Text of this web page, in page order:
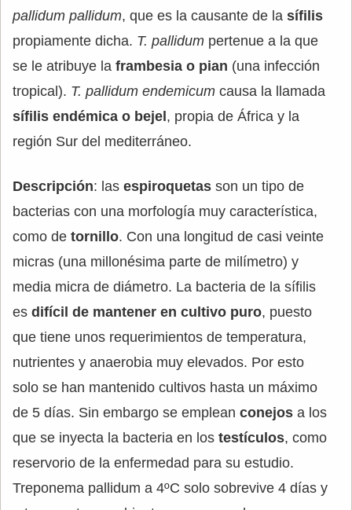
pallidum pallidum, que es la causante de la sífilis
propiamente dicha. T. pallidum pertenue a la que
se le atribuye la frambesia o pian (una infección
tropical). T. pallidum endemicum causa la llamada
sífilis endémica o bejel, propia de África y la
región Sur del mediterráneo.
Descripción: las espiroquetas son un tipo de
bacterias con una morfología muy característica,
como de tornillo. Con una longitud de casi veinte
micras (una millonésima parte de milímetro) y
media micra de diámetro. La bacteria de la sífilis
es difícil de mantener en cultivo puro, puesto
que tiene unos requerimientos de temperatura,
nutrientes y anaerobia muy elevados. Por esto
solo se han mantenido cultivos hasta un máximo
de 5 días. Sin embargo se emplean conejos a los
que se inyecta la bacteria en los testículos, como
reservorio de la enfermedad para su estudio.
Treponema pallidum a 4ºC solo sobrevive 4 días y